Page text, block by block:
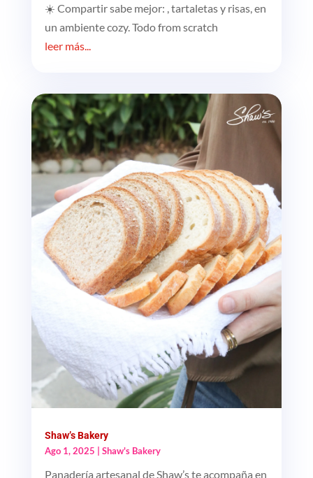
☀️ Compartir sabe mejor: , tartaletas y risas, en
un ambiente cozy. Todo from scratch
leer más...
Shaw’s Bakery
Ago 1, 2025 | Shaw's Bakery
Panadería artesanal de Shaw’s te acompaña en